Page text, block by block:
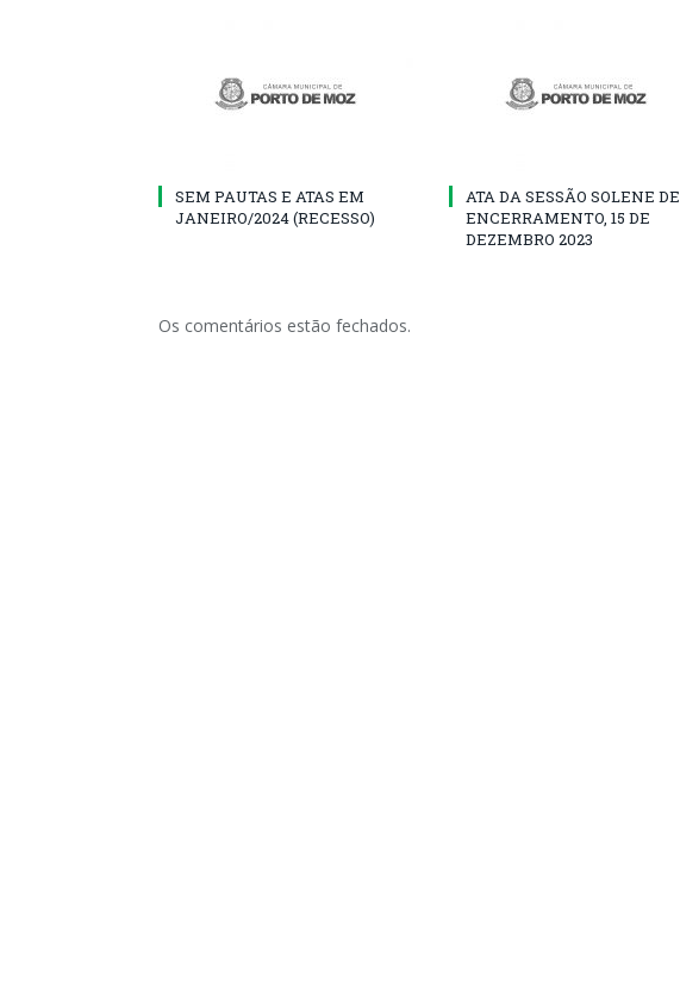
SEM PAUTAS E ATAS EM
JANEIRO/2024 (RECESSO)
ATA DA SESSÃO SOLENE DE
ENCERRAMENTO, 15 DE
DEZEMBRO 2023
Os comentários estão fechados.